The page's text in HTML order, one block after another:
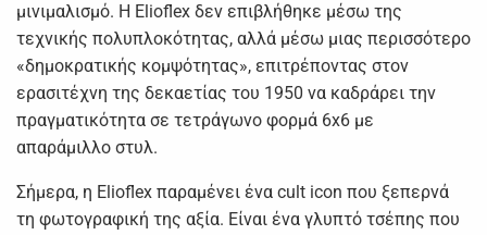
μινιμαλισμό. Η Elioflex δεν επιβλήθηκε μέσω της
τεχνικής πολυπλοκότητας, αλλά μέσω μιας περισσότερο
«δημοκρατικής κομψότητας», επιτρέποντας στον
ερασιτέχνη της δεκαετίας του 1950 να καδράρει την
πραγματικότητα σε τετράγωνο φορμά 6x6 με
απαράμιλλο στυλ.
Σήμερα, η Elioflex παραμένει ένα cult icon που ξεπερνά
τη φωτογραφική της αξία. Είναι ένα γλυπτό τσέπης που